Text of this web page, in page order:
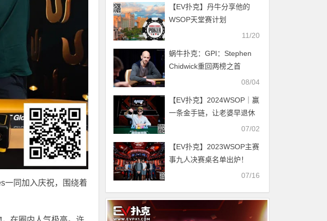
一同加入庆祝，围绕着
【EV扑克】丹牛分享他的
WSOP天堂赛计划
11/20
蜗牛扑克：GPI：Stephen
Chidwick重回两榜之首
08/04
【EV扑克】2024WSOP｜赢
一条金手链，让老婆早退休
07/02
【EV扑克】2023WSOP主赛
事九人决赛桌名单出炉！
07/16